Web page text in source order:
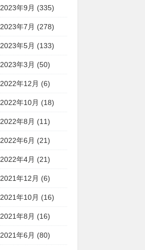
2023年9月 (335)
2023年7月 (278)
2023年5月 (133)
2023年3月 (50)
2022年12月 (6)
2022年10月 (18)
2022年8月 (11)
2022年6月 (21)
2022年4月 (21)
2021年12月 (6)
2021年10月 (16)
2021年8月 (16)
2021年6月 (80)